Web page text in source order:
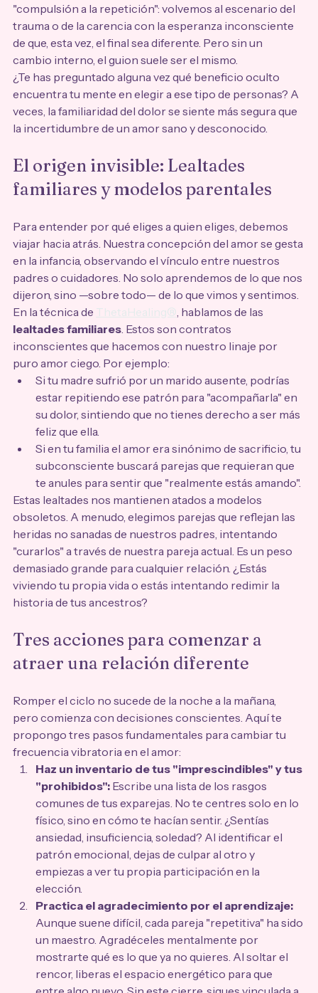
"compulsión a la repetición": volvemos al escenario del
trauma o de la carencia con la esperanza inconsciente
de que, esta vez, el final sea diferente. Pero sin un
cambio interno, el guion suele ser el mismo.
¿Te has preguntado alguna vez qué beneficio oculto
encuentra tu mente en elegir a ese tipo de personas? A
veces, la familiaridad del dolor se siente más segura que
la incertidumbre de un amor sano y desconocido.
El origen invisible: Lealtades
familiares y modelos parentales
Para entender por qué eliges a quien eliges, debemos
viajar hacia atrás. Nuestra concepción del amor se gesta
en la infancia, observando el vínculo entre nuestros
padres o cuidadores. No solo aprendemos de lo que nos
dijeron, sino —sobre todo— de lo que vimos y sentimos.
En la técnica de ThetaHealing®, hablamos de las
lealtades familiares. Estos son contratos
inconscientes que hacemos con nuestro linaje por
puro amor ciego. Por ejemplo:
Si tu madre sufrió por un marido ausente, podrías
estar repitiendo ese patrón para "acompañarla" en
su dolor, sintiendo que no tienes derecho a ser más
feliz que ella.
Si en tu familia el amor era sinónimo de sacrificio, tu
subconsciente buscará parejas que requieran que
te anules para sentir que "realmente estás amando".
Estas lealtades nos mantienen atados a modelos
obsoletos. A menudo, elegimos parejas que reflejan las
heridas no sanadas de nuestros padres, intentando
"curarlos" a través de nuestra pareja actual. Es un peso
demasiado grande para cualquier relación. ¿Estás
viviendo tu propia vida o estás intentando redimir la
historia de tus ancestros?
Tres acciones para comenzar a
atraer una relación diferente
Romper el ciclo no sucede de la noche a la mañana,
pero comienza con decisiones conscientes. Aquí te
propongo tres pasos fundamentales para cambiar tu
frecuencia vibratoria en el amor:
Haz un inventario de tus "imprescindibles" y tus
"prohibidos": Escribe una lista de los rasgos
comunes de tus exparejas. No te centres solo en lo
físico, sino en cómo te hacían sentir. ¿Sentías
ansiedad, insuficiencia, soledad? Al identificar el
patrón emocional, dejas de culpar al otro y
empiezas a ver tu propia participación en la
elección.
Practica el agradecimiento por el aprendizaje:
Aunque suene difícil, cada pareja "repetitiva" ha sido
un maestro. Agradéceles mentalmente por
mostrarte qué es lo que ya no quieres. Al soltar el
rencor, liberas el espacio energético para que